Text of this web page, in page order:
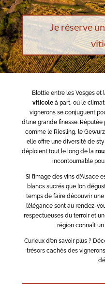
Je réserve
Blottie entre les Vosges et
viticole à part, où le
vignerons se conjuguent
d’une grande finesse.
comme le Riesling, le
elle offre une diversité de
déploient tout le long de la
incontournable
Si l’image des vins d’Alsace
blancs sucrés que l’on
temps de faire découvrir
l’élégance sont au rendez-
respectueuses du terroir et
région connaît
Curieux d’en savoir plus ?
trésors cachés des